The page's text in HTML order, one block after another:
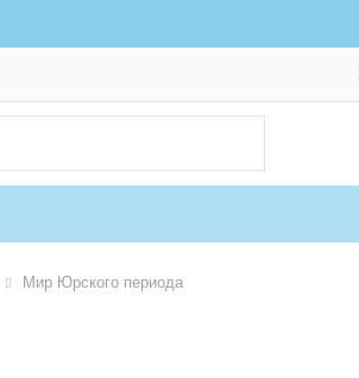
Мир Юрского периода